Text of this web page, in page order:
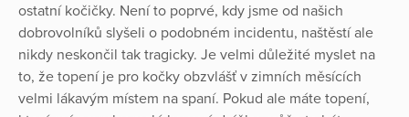
ostatní kočičky. Není to poprvé, kdy jsme od našich
dobrovolníků slyšeli o podobném incidentu, naštěstí ale
nikdy neskončil tak tragicky. Je velmi důležité myslet na
to, že topení je pro kočky obzvlášť v zimních měsících
velmi lákavým místem na spaní. Pokud ale máte topení,